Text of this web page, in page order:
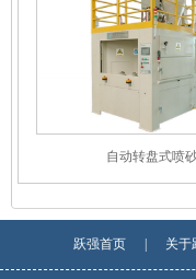
自动转盘式喷
跃强首页 关于